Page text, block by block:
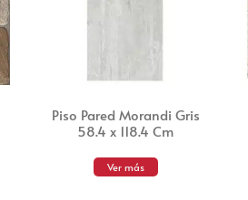
Piso Pared Morandi Gris
58.4 x 118.4 Cm
Ver más